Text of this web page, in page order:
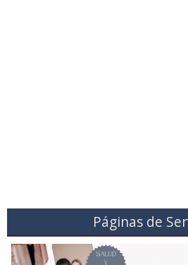
Páginas de